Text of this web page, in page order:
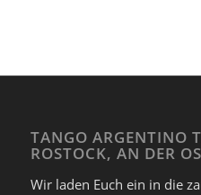
TANGO ARGENTINO
ROSTOCK, AN DER
Wir laden Euch ein in die